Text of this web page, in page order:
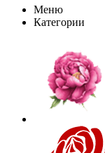
Меню
Категории